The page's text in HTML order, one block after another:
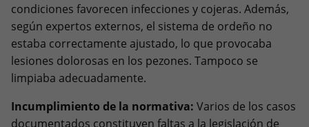
condiciones favorecen infecciones y cojeras. Además,
según expertos externos, el sistema de ordeño no
estaba correctamente ajustado, lo que provocaba
lesiones dolorosas en los pezones. Tampoco se
limpiaba adecuadamente.
Incumplimiento de la normativa: Varios de los casos
documentados constituyen faltas a la legislación de